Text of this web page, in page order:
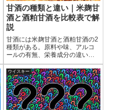
甘酒の種類と違い｜米麹甘
酒と酒粕甘酒を比較表で解
説
甘酒には米麹甘酒と酒粕甘酒の2
種類がある。原料や味、アルコ
ールの有無、栄養成分の違いを
比較表でわかりやすく解説。
ウイスキー